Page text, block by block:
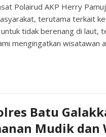
Polairud AKP Herry
terutama terkait
tidak berenang di laut,
mengingatkan wisatawan
Batu
Mudik dan